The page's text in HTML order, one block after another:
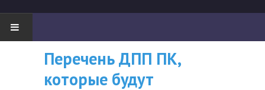
НОВОСТИ
"Боевая" русистика
ВНИМАНИЮ
СЛУШАТЕЛЕЙ, У
Перечень ДПП ПК,
которые будут